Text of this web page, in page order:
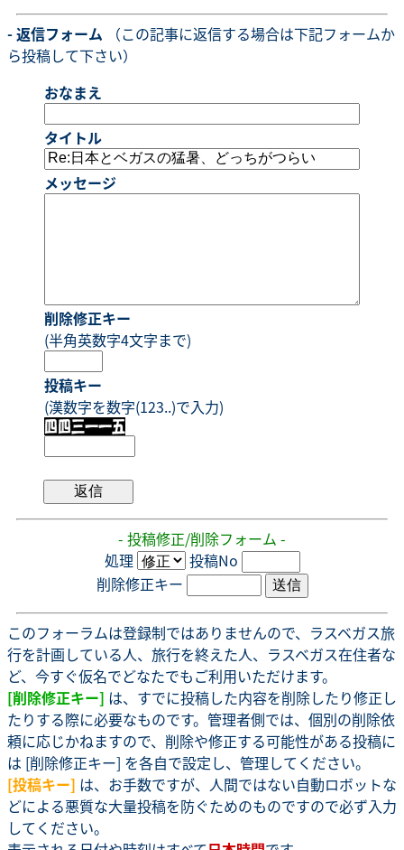
- 返信フォーム （この記事に返信する場合は下記フォームか
ら投稿して下さい）
おなまえ
タイトル
メッセージ
削除修正キー
(半角英数字4文字まで)
投稿キー
(漢数字を数字(123..)で入力)
- 投稿修正/削除フォーム -
処理
投稿No
削除修正キー
このフォーラムは登録制ではありませんので、ラスベガス旅
行を計画している人、旅行を終えた人、ラスベガス在住者な
ど、今すぐ仮名でどなたでもご利用いただけます。
[削除修正キー] は、すでに投稿した内容を削除したり修正し
たりする際に必要なものです。管理者側では、個別の削除依
頼に応じかねますので、削除や修正する可能性がある投稿に
は [削除修正キー] を各自で設定し、管理してください。
[投稿キー] は、お手数ですが、人間ではない自動ロボットな
どによる悪質な大量投稿を防ぐためのものですので必ず入力
してください。